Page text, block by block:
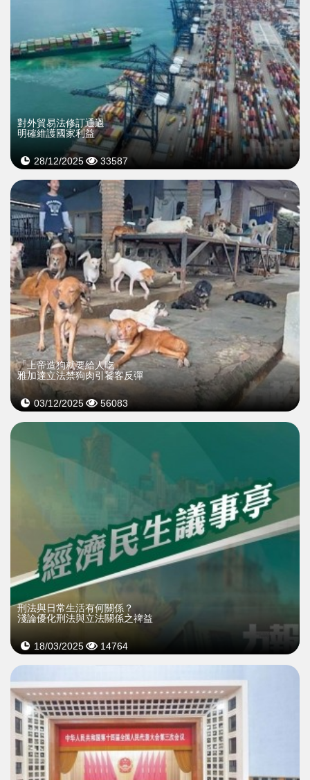
對外貿易法修訂通過
明確維護國家利益
28/12/2025 33587
「上帝造狗就要給人吃」
雅加達立法禁狗肉引饕客反彈
03/12/2025 56083
刑法與日常生活有何關係？
淺論優化刑法與立法關係之禆益
18/03/2025 14764